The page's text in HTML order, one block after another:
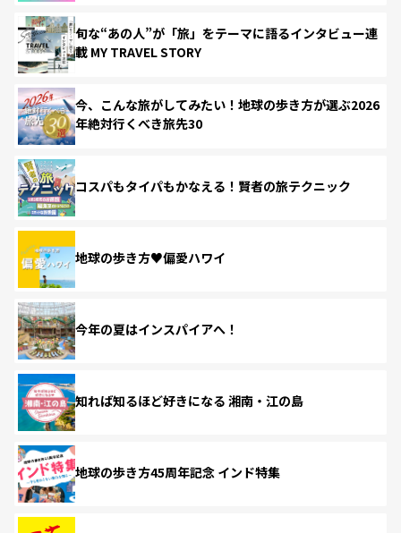
旬な“あの人”が「旅」をテーマに語るインタビュー連
載 MY TRAVEL STORY
今、こんな旅がしてみたい！地球の歩き方が選ぶ2026
年絶対行くべき旅先30
コスパもタイパもかなえる！賢者の旅テクニック
地球の歩き方♥偏愛ハワイ
今年の夏はインスパイアへ！
知れば知るほど好きになる 湘南・江の島
地球の歩き方45周年記念 インド特集